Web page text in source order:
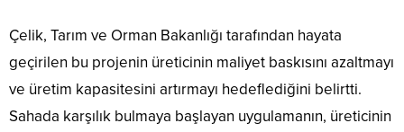
Çelik, Tarım ve Orman Bakanlığı tarafından hayata
geçirilen bu projenin üreticinin maliyet baskısını azaltmayı
ve üretim kapasitesini artırmayı hedeflediğini belirtti.
Sahada karşılık bulmaya başlayan uygulamanın, üreticinin